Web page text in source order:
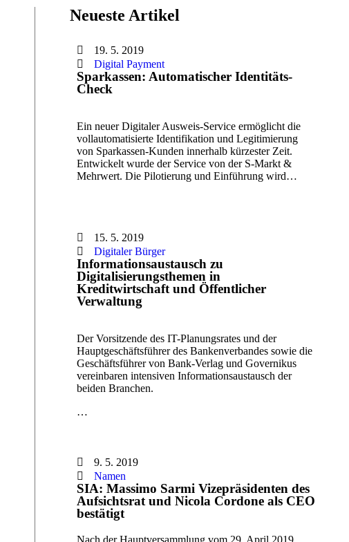
Neueste Artikel
19. 5. 2019
Digital Payment
Sparkassen: Automatischer Identitäts-
Check
Ein neuer Digitaler Ausweis-Service ermöglicht die
vollautomatisierte Identifikation und Legitimierung
von Sparkassen-Kunden innerhalb kürzester Zeit.
Entwickelt wurde der Service von der S-Markt &
Mehrwert. Die Pilotierung und Einführung wird…
15. 5. 2019
Digitaler Bürger
Informationsaustausch zu
Digitalisierungsthemen in
Kreditwirtschaft und Öffentlicher
Verwaltung
Der Vorsitzende des IT-Planungsrates und der
Hauptgeschäftsführer des Bankenverbandes sowie die
Geschäftsführer von Bank-Verlag und Governikus
vereinbaren intensiven Informationsaustausch der
beiden Branchen.
…
9. 5. 2019
Namen
SIA: Massimo Sarmi Vizepräsidenten des
Aufsichtsrat und Nicola Cordone als CEO
bestätigt
Nach der Hauptversammlung vom 29. April 2019